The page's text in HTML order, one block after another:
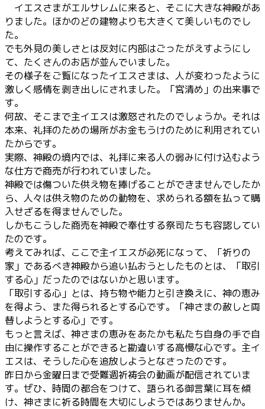
イエスさまがエルサレムに来ると、そこに大きな神殿があ
りました。ほかのどの建物よりも大きくて美しいものでし
た。
でも外見の美しさとは反対に内部はごったがえすようにし
て、たくさんのお店が並んでいました。
その様子をご覧になったイエスさまは、人が変わったように
激しく感情を剥き出しにされました。「宮清め」の出来事で
す。
何故、そこまで主イエスは激怒されたのでしょうか。それは
本来、礼拝のための場所がお金もうけのために利用されてい
たからです。
実際、神殿の境内では、礼拝に来る人の弱みに付け込むよう
な仕方で商売が行われていました。
神殿では傷ついた供え物を捧げることができませんでしたか
ら、人々は供え物のための動物を、求められる額を払って購
入せざるを得ませんでした。
しかもこうした商売を神殿で奉仕する祭司たちも容認してい
たのです。
考えてみれば、ここで主イエスが必死になって、「祈りの
家」であるべき神殿から追い払おうとしたものとは、「取引
する心」だったのではないかと思います。
「取引する心」とは、持ち物や能力と引き換えに、神の恵み
を得よう、また得られるとする心です。「神さまの赦しと両
替しようとする心」です。
もっと言えば、神さまの恵みをあたかも私たち自身の手で自
由に操作することができると勘違いする高慢な心です。主イ
エスは、そうした心を追放しようとなさったのです。
昨日から金曜日まで受難週祈祷会の動画が配信されていま
す。ぜひ、時間の都合をつけて、語られる御言葉に耳を傾
け、神さまに祈る時間を大切にしようではありませんか。